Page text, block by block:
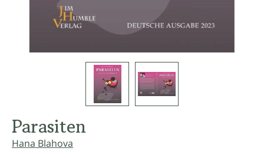
Parasiten
Hana Blahova